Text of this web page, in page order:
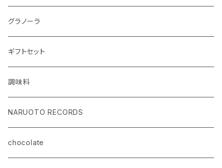
グラノーラ
ギフトセット
調味料
NARUOTO RECORDS
chocolate